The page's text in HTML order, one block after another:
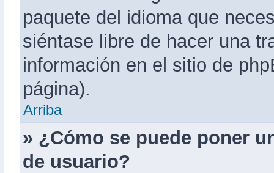
paquete del idioma que
siéntase libre de hacer una
información en el sitio de
página).
Arriba
» ¿Cómo se puede poner
de usuario?